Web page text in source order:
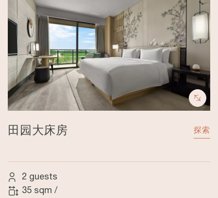
田园大床房 探索
2 guests
35 sqm /